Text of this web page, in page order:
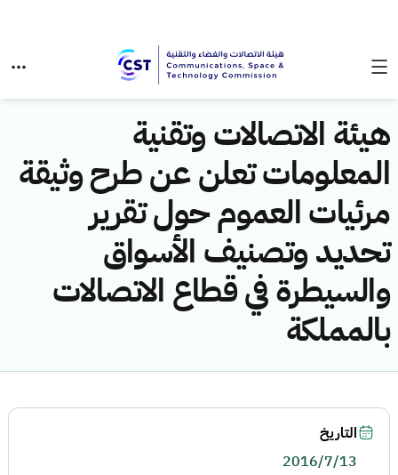
هيئة الاتصالات وتقنية
المعلومات تعلن عن طرح وثيقة
مرئيات العموم حول تقرير
تحديد وتصنيف الأسواق
والسيطرة في قطاع الاتصالات
بالمملكة
التاريخ
2016/7/13